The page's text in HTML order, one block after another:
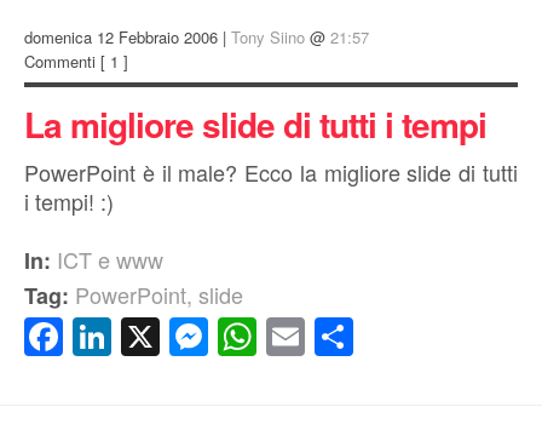
domenica 12 Febbraio 2006 | Tony Siino @ 21:57
Commenti [ 1 ]
La migliore slide di tutti i tempi
PowerPoint è il male? Ecco la migliore slide di tutti
i tempi! :)
In: ICT e www
Tag: PowerPoint, slide
Facebook
LinkedIn
X Messenger
WhatsApp
Email